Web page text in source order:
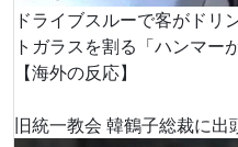
ドライブスルーで客がドリ
トガラスを割る「ハンマー
【海外の反応】
旧統一教会 韓鶴子総裁に